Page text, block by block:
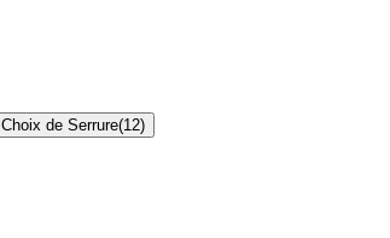
Choix de Serrure(12)